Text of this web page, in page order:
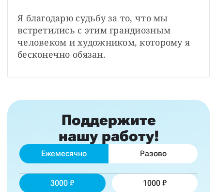
Я благодарю судьбу за то, что мы
встретились с этим грандиозным
человеком и художником, которому я
бесконечно обязан.
Поддержите
нашу работу!
Ежемесячно Разово
3000 1000